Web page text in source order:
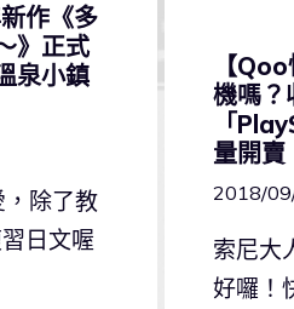
作《多
》正式
泉小鎮
除了教
日文喔
【
機嗎
「
量開賣
2018/
索尼大
好囉！